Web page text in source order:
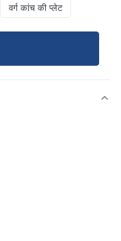
वर्ग कांच की प्लेट